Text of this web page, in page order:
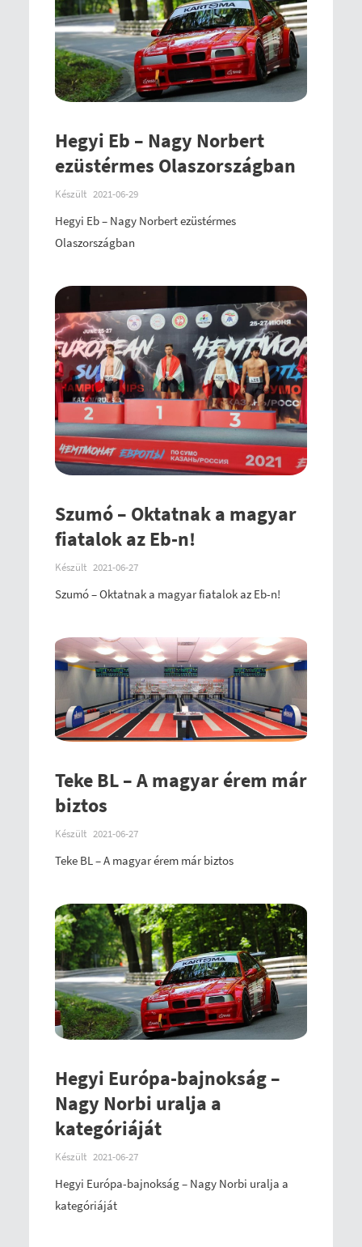
Hegyi Eb – Nagy Norbert
ezüstérmes Olaszországban
Készült 2021-06-29
Hegyi Eb – Nagy Norbert ezüstérmes
Olaszországban
Szumó – Oktatnak a magyar
fiatalok az Eb-n!
Készült 2021-06-27
Szumó – Oktatnak a magyar fiatalok az Eb-n!
Teke BL – A magyar érem már
biztos
Készült 2021-06-27
Teke BL – A magyar érem már biztos
Hegyi Európa-bajnokság –
Nagy Norbi uralja a
kategóriáját
Készült 2021-06-27
Hegyi Európa-bajnokság – Nagy Norbi uralja a
kategóriáját